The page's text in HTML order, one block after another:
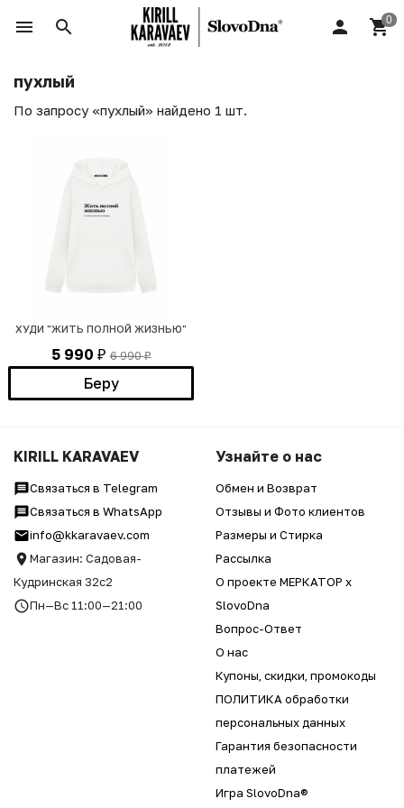
пухлый
По запросу «пухлый» найдено 1 шт.
ХУДИ "ЖИТЬ ПОЛНОЙ ЖИЗНЬЮ"
5 990 ₽ 6 990₽
Беру
KIRILL KARAVAEV
Связаться в Telegram
Связаться в WhatsApp
info@kkaravaev.com
Магазин: Садовая-
Кудринская 32с2
Пн—Вс 11:00—21:00
Узнайте о нас
Обмен и Возврат
Отзывы и Фото клиентов
Размеры и Стирка
Рассылка
О проекте МЕРКАТОР x
SlovoDna
Вопрос-Ответ
О нас
Купоны, скидки, промокоды
ПОЛИТИКА обработки
персональных данных
Гарантия безопасности
платежей
Игра SlovoDna®